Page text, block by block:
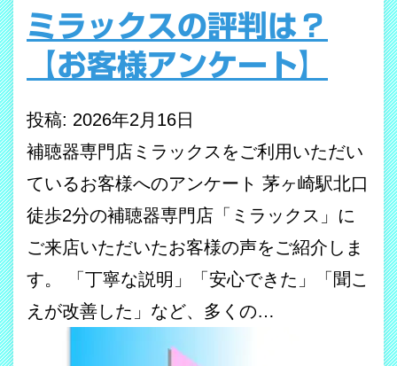
ミラックスの評判は？
【お客様アンケート】
投稿: 2026年2月16日
補聴器専門店ミラックスをご利用いただい
ているお客様へのアンケート 茅ヶ崎駅北口
徒歩2分の補聴器専門店「ミラックス」に
ご来店いただいたお客様の声をご紹介しま
す。 「丁寧な説明」「安心できた」「聞こ
えが改善した」など、多くの…